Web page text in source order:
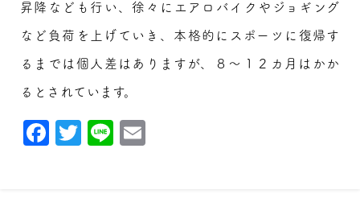
昇降なども行い、徐々にエアロバイクやジョギング
など負荷を上げていき、本格的にスポーツに復帰す
るまでは個人差はありますが、８～１２カ月はかか
るとされています。
Facebook
Twitter
Line